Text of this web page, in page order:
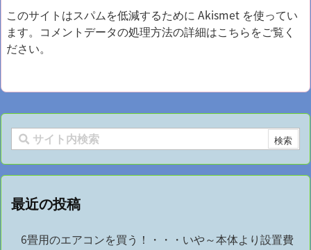
このサイトはスパムを低減するために Akismet を使ってい
ます。 コメントデータの処理方法の詳細はこちらをご覧く
ださい。
最近の投稿
6畳用のエアコンを買う！・・・いや～本体より設置費